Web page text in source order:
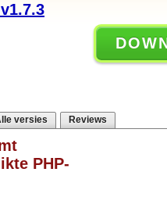
versies Reviews
PHP-